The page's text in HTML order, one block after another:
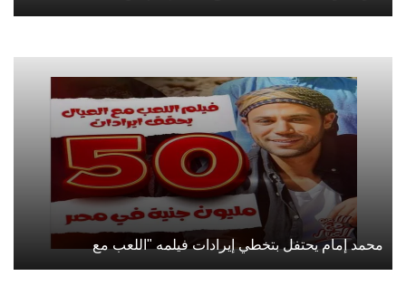
محمد إمام يحتفل بتخطي إيرادات فيلمه "اللعب مع